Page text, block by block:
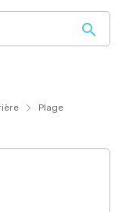

Plage